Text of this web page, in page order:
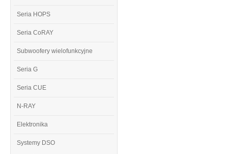
Seria HOPS
Seria CoRAY
Subwoofery wielofunkcyjne
Seria G
Seria CUE
N-RAY
Elektronika
Systemy DSO